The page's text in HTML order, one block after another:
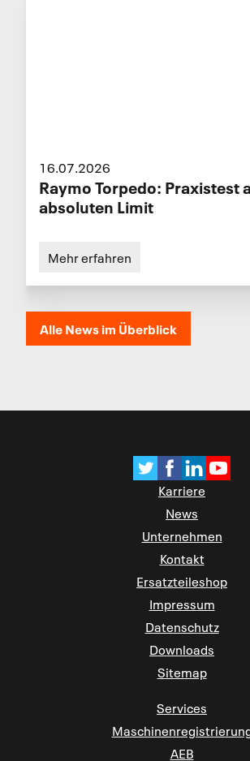
16.07.2026
Raymo Torpedo: Praxistest
absoluten Limit
Mehr erfahren
Alle News im Überblick
Karriere
News
Unternehmen
Kontakt
Ersatzteileshop
Impressum
Datenschutz
Downloads
Sitemap
Services
AEB